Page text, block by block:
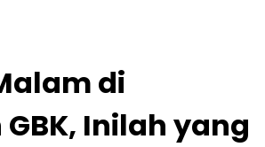
di
Inilah yang